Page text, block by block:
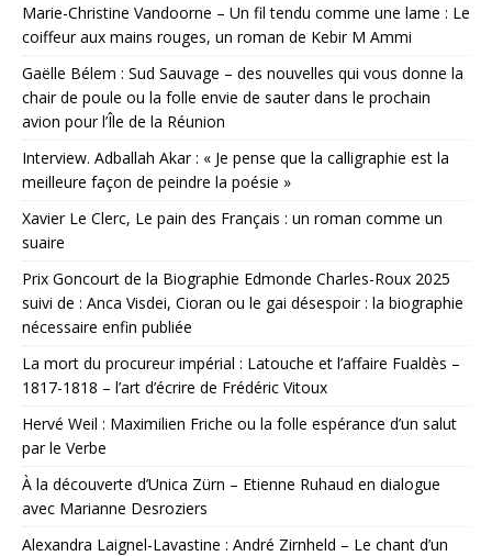
Marie-Christine Vandoorne – Un fil tendu comme une lame : Le
coiffeur aux mains rouges, un roman de Kebir M Ammi
Gaëlle Bélem : Sud Sauvage – des nouvelles qui vous donne la
chair de poule ou la folle envie de sauter dans le prochain
avion pour l’Île de la Réunion
Interview. Adballah Akar : « Je pense que la calligraphie est la
meilleure façon de peindre la poésie »
Xavier Le Clerc, Le pain des Français : un roman comme un
suaire
Prix Goncourt de la Biographie Edmonde Charles-Roux 2025
suivi de : Anca Visdei, Cioran ou le gai désespoir : la biographie
nécessaire enfin publiée
La mort du procureur impérial : Latouche et l’affaire Fualdès –
1817-1818 – l’art d’écrire de Frédéric Vitoux
Hervé Weil : Maximilien Friche ou la folle espérance d’un salut
par le Verbe
À la découverte d’Unica Zürn – Etienne Ruhaud en dialogue
avec Marianne Desroziers
Alexandra Laignel-Lavastine : André Zirnheld – Le chant d’un